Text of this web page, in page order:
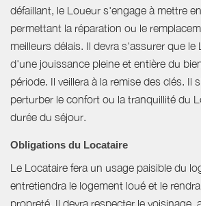
défaillant, le Loueur s'engage à mettre
permettant la réparation ou le
meilleurs délais. Il devra s'assurer que le
d'une jouissance pleine et entière du
période. Il veillera à la remise des clés. Il
perturber le confort ou la tranquillité du
durée du séjour.
Obligations du Locataire
Le Locataire fera un usage paisible du
entretiendra le logement loué et le
propreté. Il devra respecter le voisinage,